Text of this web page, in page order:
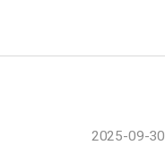
2025-09-30